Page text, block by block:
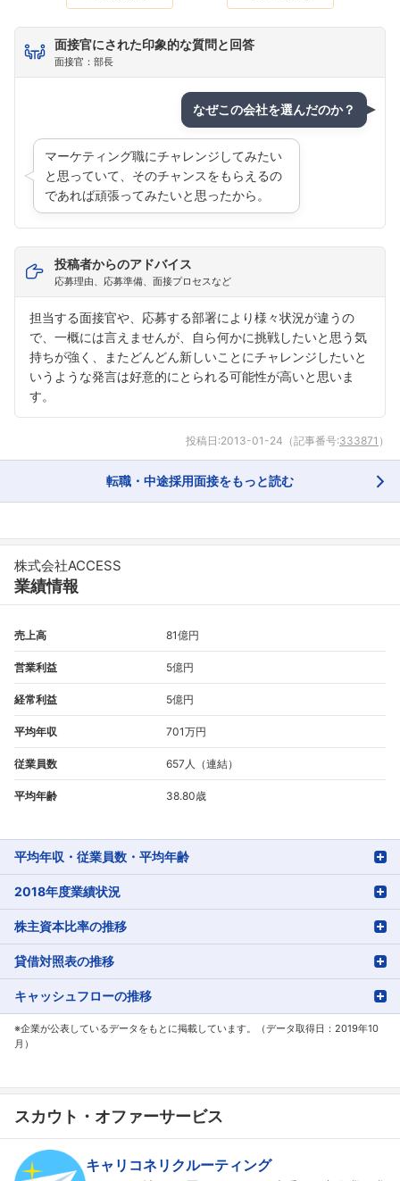
面接官にされた印象的な質問と回答
面接官：部長
なぜこの会社を選んだのか？
マーケティング職にチャレンジしてみたい
と思っていて、そのチャンスをもらえるの
であれば頑張ってみたいと思ったから。
投稿者からのアドバイス
応募理由、応募準備、面接プロセスなど
担当する面接官や、応募する部署により様々状況が違うの
で、一概には言えませんが、自ら何かに挑戦したいと思う気
持ちが強く、またどんどん新しいことにチャレンジしたいと
いうような発言は好意的にとられる可能性が高いと思いま
す。
投稿日:2013-01-24 （記事番号:333871 ）
転職・中途採用面接をもっと読む
株式会社ACCESS
業績情報
売上高 81億円
営業利益 5億円
経常利益 5億円
平均年収 701万円
従業員数 657人（連結）
平均年齢 38.80歳
平均年収・従業員数・平均年齢
2018年度業績状況
株主資本比率の推移
貸借対照表の推移
キャッシュフローの推移
※企業が公表しているデータをもとに掲載しています。（データ取得日：2019年10
月）
スカウト・オファーサービス
キャリコネリクルーティング